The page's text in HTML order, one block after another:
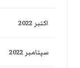
اکتبر 2022
سپتامبر 2022